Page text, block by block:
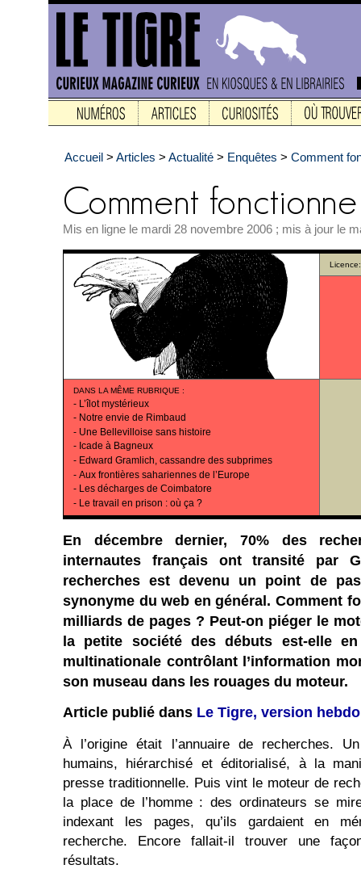
Accueil > Articles > Actualité > Enquêtes > Comment
Mis en ligne le mardi 28 novembre 2006 ; mis à jour le
DANS LA MÊME RUBRIQUE :
- L’îlot mystérieux
- Notre envie de Rimbaud
- Une Bellevilloise sans histoire
- Icade à Bagneux
- Edward Gramlich, cassandre des subprimes
- Aux frontières sahariennes de l’Europe
- Les décharges de Coimbatore
- Le travail en prison : où ça ?
En décembre dernier, 70% des
internautes français ont transité par
recherches est devenu un point de
synonyme du web en général. Comment
milliards de pages ? Peut-on piéger le
la petite société des débuts est-elle
multinationale contrôlant l’information
son museau dans les rouages du moteur.
Article publié dans Le Tigre, version
À l’origine était l’annuaire de recherches.
humains, hiérarchisé et éditorialisé, à la
presse traditionnelle. Puis vint le moteur de
la place de l’homme : des ordinateurs se
indexant les pages, qu’ils gardaient en
recherche. Encore fallait-il trouver une
résultats.